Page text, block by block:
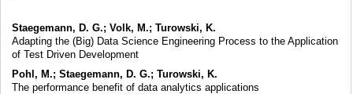
Staegemann, D. G.; Volk, M.; Turowski, K.
Adapting the (Big) Data Science Engineering Process to the Application
of Test Driven Development
Pohl, M.; Staegemann, D. G.; Turowski, K.
The performance benefit of data analytics applications